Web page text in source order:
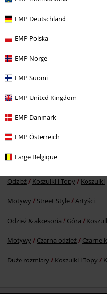
EMP Deutschland
EMP Polska
EMP Norge
EMP Suomi
EMP United Kingdom
EMP Danmark
EMP Österreich
Large Belgique
Ostatnia wizyta
%
Odzież Koszulki i Topy Koszulki
Motywy Street Style Artyści
Odzież & akcesoria Góra
Motywy Czarna odzież Czarne
Duże rozmiary Koszulki i Topy